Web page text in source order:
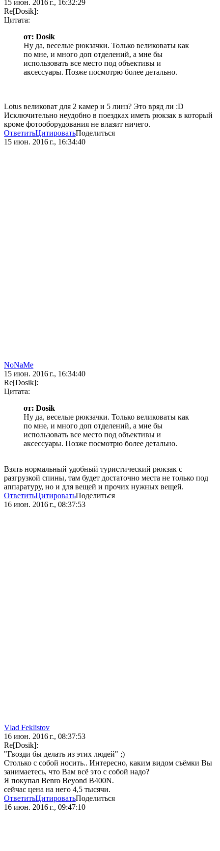
15 июн. 2016 г., 16:32:29
Re[Dosik]:
Цитата:
от: Dosik
Ну да, веселые рюкзачки. Только великоваты как
по мне, и много доп отделений, а мне бы
использовать все место под объективы и
аксессуары. Позже посмотрю более детально.
Lotus великоват для 2 камер и 5 линз? Это вряд ли :D
Исключительно неудобно в поездках иметь рюкзак в который
кроме фотооборудования не влазит ничего.
ОтветитьЦитироватьПоделиться
15 июн. 2016 г., 16:34:40
NoNaMe
15 июн. 2016 г., 16:34:40
Re[Dosik]:
Цитата:
от: Dosik
Ну да, веселые рюкзачки. Только великоваты как
по мне, и много доп отделений, а мне бы
использовать все место под объективы и
аксессуары. Позже посмотрю более детально.
Взять нормальный удобный туристический рюкзак с
разгрузкой спины, там будет достаточно места не только под
аппаратуру, но и для вещей и прочих нужных вещей.
ОтветитьЦитироватьПоделиться
16 июн. 2016 г., 08:37:53
Vlad Feklistov
16 июн. 2016 г., 08:37:53
Re[Dosik]:
"Гвозди бы делать из этих людей" ;)
Столько с собой носить.. Интересно, каким видом съёмки Вы
занимаетесь, что Вам всё это с собой надо?
Я покупал Benro Beyond B400N.
сейчас цена на него 4,5 тысячи.
ОтветитьЦитироватьПоделиться
16 июн. 2016 г., 09:47:10